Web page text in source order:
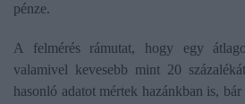
pénze.
A felmérés rámutat, hogy egy
valamivel kevesebb mint 20
hasonló adatot mértek hazánkban is, bár